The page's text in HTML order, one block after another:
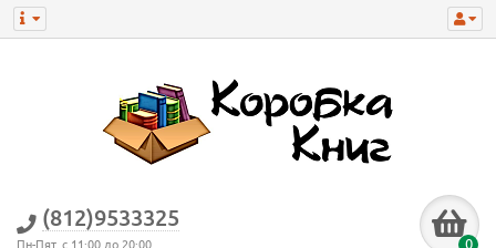
(812)9533325
Пн-Пят, с 11:00 до 20:00 0